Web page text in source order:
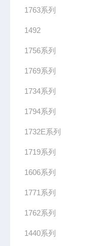
1763系列
1492
1756系列
1769系列
1734系列
1794系列
1732E系列
1719系列
1606系列
1771系列
1762系列
1440系列